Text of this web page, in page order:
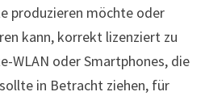
produzieren möchte oder
kann, korrekt lizenziert zu
WLAN oder Smartphones, die
in Betracht ziehen, für